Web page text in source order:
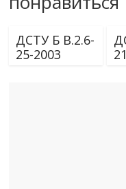
ДСТУ Б В.2.6-
25-2003